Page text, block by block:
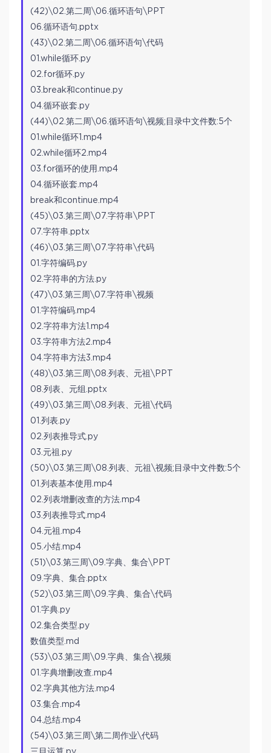
(42)\02.第二周\06.循环语句\PPT
06.循环语句.pptx
(43)\02.第二周\06.循环语句\代码
01.while循环.py
02.for循环.py
03.break和continue.py
04.循环嵌套.py
(44)\02.第二周\06.循环语句\视频;目录中文件数:5个
01.while循环1.mp4
02.while循环2.mp4
03.for循环的使用.mp4
04.循环嵌套.mp4
break和continue.mp4
(45)\03.第三周\07.字符串\PPT
07.字符串.pptx
(46)\03.第三周\07.字符串\代码
01.字符编码.py
02.字符串的方法.py
(47)\03.第三周\07.字符串\视频
01.字符编码.mp4
02.字符串方法1.mp4
03.字符串方法2.mp4
04.字符串方法3.mp4
(48)\03.第三周\08.列表、元祖\PPT
08.列表、元组.pptx
(49)\03.第三周\08.列表、元祖\代码
01.列表.py
02.列表推导式.py
03.元祖.py
(50)\03.第三周\08.列表、元祖\视频;目录中文件数:5个
01.列表基本使用.mp4
02.列表增删改查的方法.mp4
03.列表推导式.mp4
04.元祖.mp4
05.小结.mp4
(51)\03.第三周\09.字典、集合\PPT
09.字典、集合.pptx
(52)\03.第三周\09.字典、集合\代码
01.字典.py
02.集合类型.py
数值类型.md
(53)\03.第三周\09.字典、集合\视频
01.字典增删改查.mp4
02.字典其他方法.mp4
03.集合.mp4
04.总结.mp4
(54)\03.第三周\第二周作业\代码